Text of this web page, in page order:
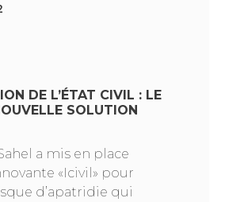
DE L’ÉTAT CIVIL : LE
SOLUTION
a mis en place
«Icivil» pour
d’apatridie qui